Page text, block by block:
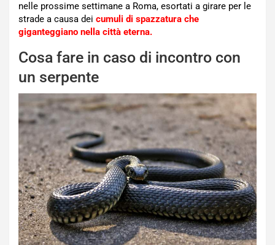
nelle prossime settimane a Roma, esortati a girare per le
strade a causa dei cumuli di spazzatura che
giganteggiano nella città eterna.
Cosa fare in caso di incontro con
un serpente